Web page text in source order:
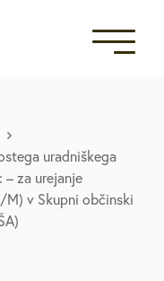
uradniškega
za urejanje
v Skupni občinski